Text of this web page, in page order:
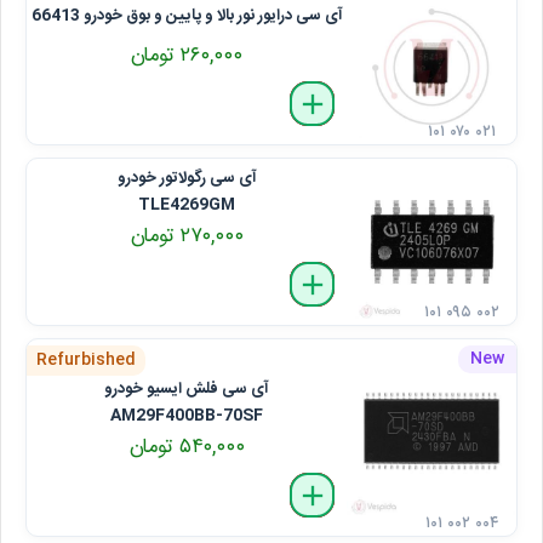
آی سی درایور نور بالا و پایین و بوق خودرو 66413
۲۶۰,۰۰۰ تومان
delete
remove
add
۱۰۱ ۰۷۰ ۰۲۱
آی سی رگولاتور خودرو
TLE4269GM
۲۷۰,۰۰۰ تومان
delete
remove
add
۱۰۱ ۰۹۵ ۰۰۲
Refurbished
آی سی فلش ایسیو خودرو
AM29F400BB-70SF
۵۴۰,۰۰۰ تومان
delete
remove
add
۱۰۱ ۰۰۲ ۰۰۴